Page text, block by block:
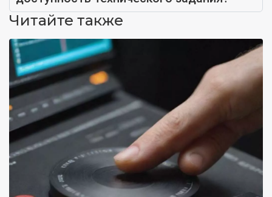
Читайте также